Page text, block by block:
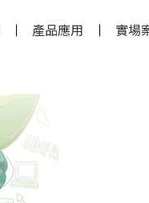
產品應用 實場